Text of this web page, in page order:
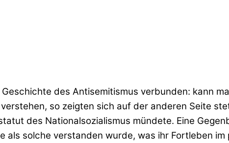
des Antisemitismus verbunden: kann
so zeigten sich auf der anderen Seite
des Nationalsozialismus mündete. Eine
solche verstanden wurde, was ihr Fortleben